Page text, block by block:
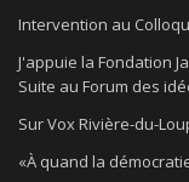
Intervention au
J'appuie la Fondation
Suite au Forum des
Sur Vox Rivière-du-
«À quand la